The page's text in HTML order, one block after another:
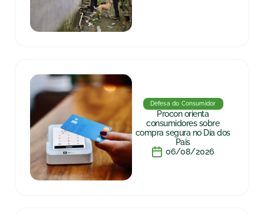
Defesa do Consumidor
Procon orienta
consumidores sobre
compra segura no Dia dos
Pais
06/08/2026